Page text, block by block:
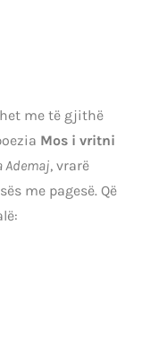
me të gjithë
Mos i vritni
Ademaj, vrarë
me pagesë. Që